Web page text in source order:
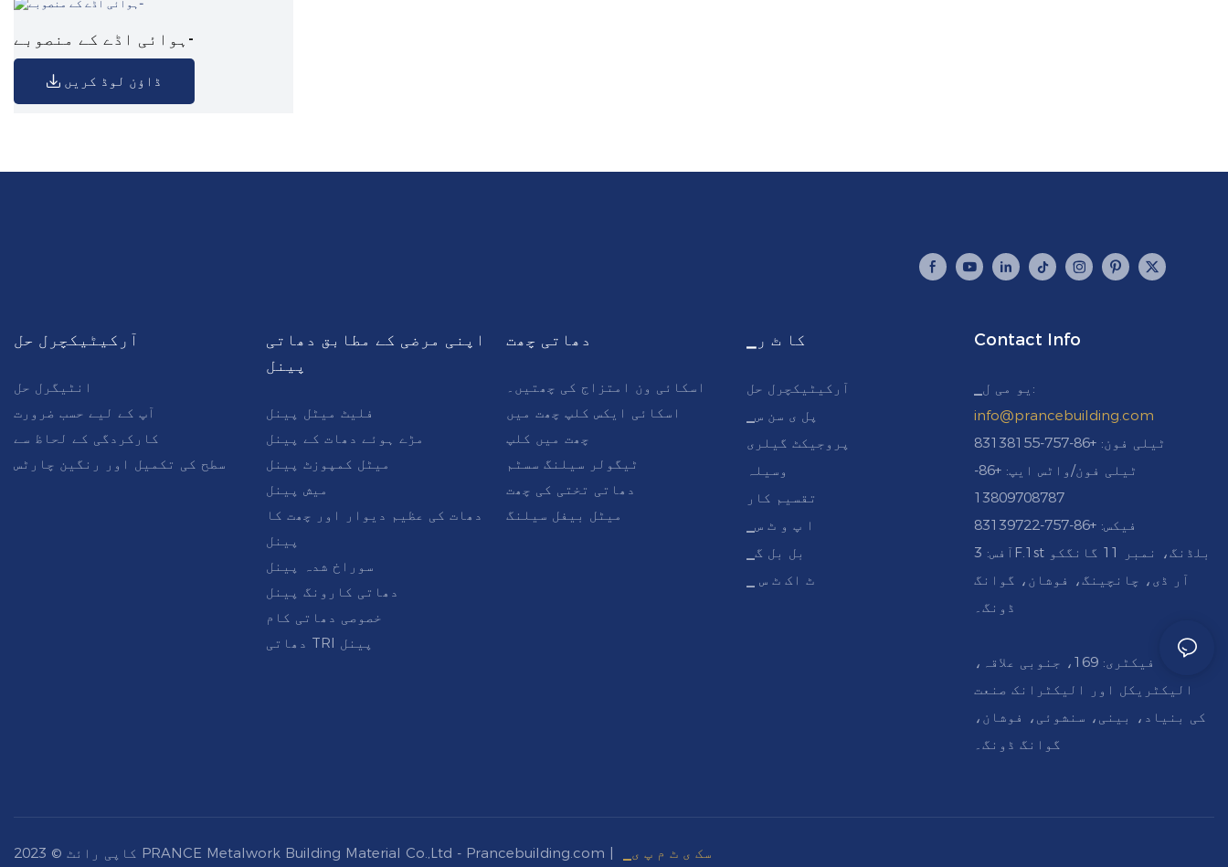
ہوائی اڈے کے منصوبے-
ڈاؤن لوڈ کریں
آرکیٹیکچرل حل
انٹیگرل حل
آپ کے لیے حسب ضرورت
کارکردگی کے لحاظ سے
سطح کی تکمیل اور رنگین چارٹس
اپنی مرضی کے مطابق دھاتی
پینل
فلیٹ میٹل پینل
مڑے ہوئے دھات کے پینل
میٹل کمپوزٹ پینل
میش پینل
دھات کی عظیم دیوار اور چھت کا
پینل
سوراخ شدہ پینل
دھاتی کارونگ پینل
خصوصی دھاتی کام
دھاتی TRI پینل
دھاتی چھت
اسکائی ون امتزاج کی چھتیں۔
اسکائی ایکس کلپ چھت میں
چھت میں کلپ
ٹیگولر سیلنگ سسٹم
دھاتی تختی کی چھت
میٹل بیفل سیلنگ
▁کا ٹ ر
آرکیٹیکچرل حل
▁پل ی سن س
پروجیکٹ گیلری
وسیلہ
تقسیم کار
▁ا پ و ٹ س
▁بل بل گ
▁ ٹ اک ٹ س
Contact Info
▁یو می ل:
info@prancebuilding.com
ٹیلی فون: +86-757-83138155
ٹیلی فون/واٹس ایپ: +86-
13809708787
فیکس: +86-757-83139722
آفس: 3F.1st بلڈنگ، نمبر 11 گانگکو
آر ڈی، چانچینگ، فوشان، گوانگ
ڈونگ۔
فیکٹری: 169، جنوبی علاقہ،
الیکٹریکل اور الیکٹرانک صنعت
کی بنیاد، بینی، سنشوئی، فوشان،
گوانگ ڈونگ۔
کاپی رائٹ © 2023 PRANCE Metalwork Building Material Co.,Ltd - Prancebuilding.com | ▁سک ی ٹ م پ ی